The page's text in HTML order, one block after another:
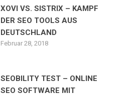
XOVI VS. SISTRIX – KAMPF
DER SEO TOOLS AUS
DEUTSCHLAND
Februar 28, 2018
SEOBILITY TEST – ONLINE
SEO SOFTWARE MIT